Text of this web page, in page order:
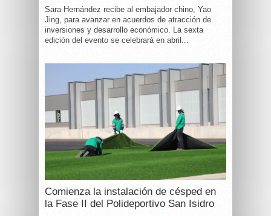
Sara Hernández recibe al embajador chino, Yao
Jing, para avanzar en acuerdos de atracción de
inversiones y desarrollo económico. La sexta
edición del evento se celebrará en abril...
Comienza la instalación de césped en
la Fase II del Polideportivo San Isidro